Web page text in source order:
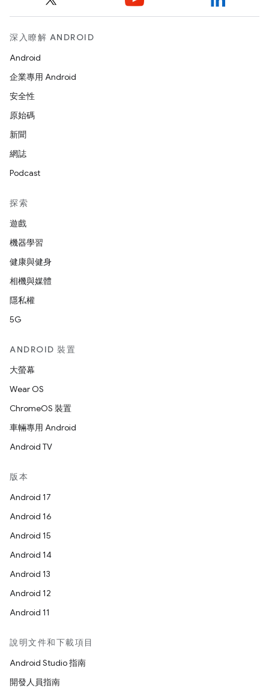
深入瞭解 ANDROID
Android
企業專用 Android
安全性
原始碼
新聞
網誌
Podcast
探索
遊戲
機器學習
健康與健身
相機與媒體
隱私權
5G
ANDROID 裝置
大螢幕
Wear OS
ChromeOS 裝置
車輛專用 Android
Android TV
版本
Android 17
Android 16
Android 15
Android 14
Android 13
Android 12
Android 11
說明文件和下載項目
Android Studio 指南
開發人員指南